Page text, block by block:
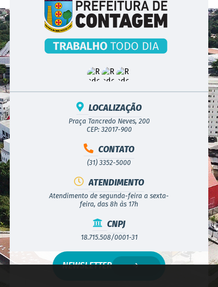
LOCALIZAÇÃO
Praça Tancredo Neves, 200
CEP: 32017-900
CONTATO
(31) 3352-5000
ATENDIMENTO
Atendimento de segunda-feira a sexta-
feira, das 8h às 17h
CNPJ
18.715.508/0001-31
NEWSLETTER